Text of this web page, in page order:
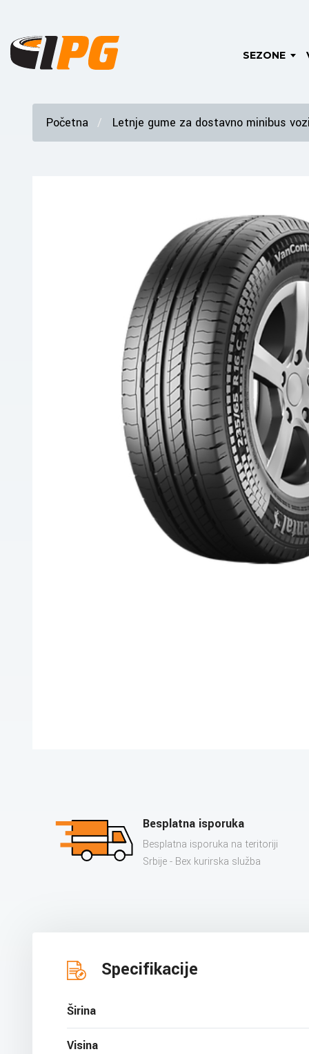
SEZONE
Početna Letnje gume za dostavno minibus
Besplatna isporuka
Besplatna isporuka na teritoriji
Srbije - Bex kurirska služba
Specifikacije
Širina
Visina